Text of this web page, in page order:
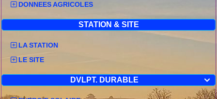
DONNEES AGRICOLES
STATION & SITE
LA STATION
LE SITE

DVLPT. DURABLE